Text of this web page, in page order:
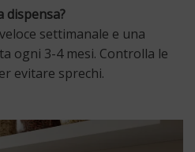
dispensa?
settimanale e una
ogni 3-4 mesi. Controlla le
evitare sprechi.